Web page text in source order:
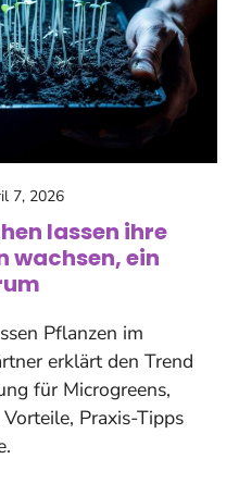
7, 2026
lassen ihre
wachsen, ein
Pflanzen im
erklärt den Trend
für Microgreens,
Praxis-Tipps